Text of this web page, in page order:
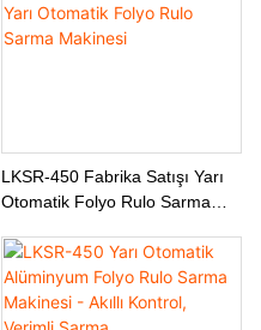
LKSR-450 Fabrika Satışı Yarı
Otomatik Folyo Rulo Sarma